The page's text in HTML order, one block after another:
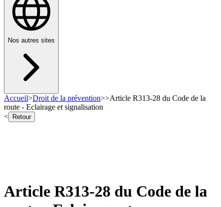
Nos autres sites
Accueil>Droit de la prévention>>Article R313-28 du Code de la
route - Eclairage et signalisation
<
Retour
Article R313-28 du Code de la